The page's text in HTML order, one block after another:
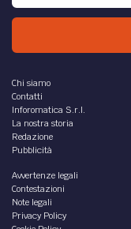
Chi siamo
Contatti
Inforomatica S.r.l.
La nostra storia
Redazione
Pubblicità
Avvertenze legali
Contestazioni
Note legali
Privacy Policy